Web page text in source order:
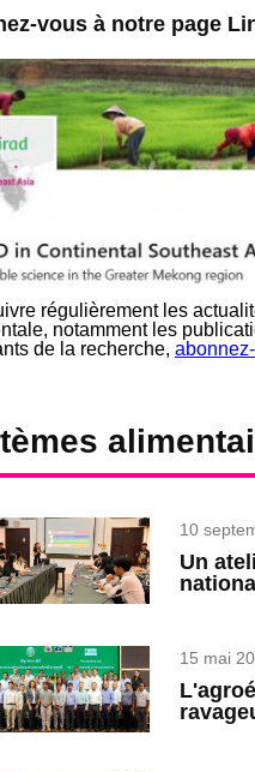
vous à notre page
régulièrement les
notamment les
de la recherche,
10
Un
15 mai